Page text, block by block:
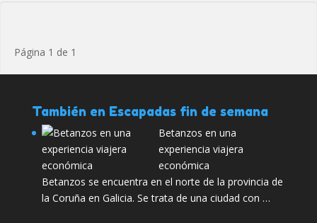
Página 1 de 1
También en Escapadas fin de semana
Betanzos en una
experiencia viajera
económica
Betanzos se encuentra en el norte de la provincia de
la Coruña en Galicia. Se trata de una ciudad con …